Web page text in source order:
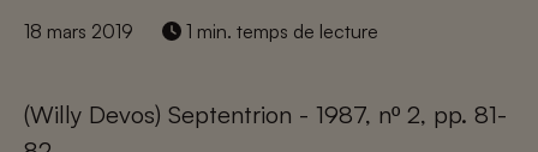
18 mars 2019 1 min. temps de lecture
(Willy Devos) Septentrion - 1987, nº 2, pp. 81-